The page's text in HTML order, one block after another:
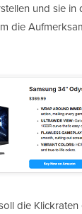
und sie in
die
die